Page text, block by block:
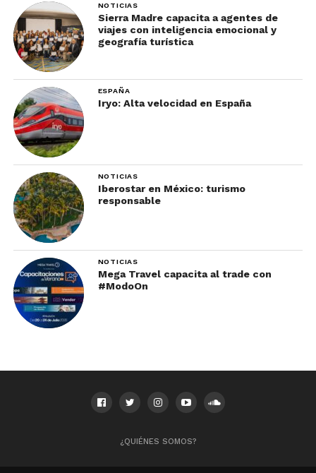
NOTICIAS
Sierra Madre capacita a agentes de
viajes con inteligencia emocional y
geografía turística
ESPAÑA
Iryo: Alta velocidad en España
NOTICIAS
Iberostar en México: turismo
responsable
NOTICIAS
Mega Travel capacita al trade con
#ModoOn
¿QUIÉNES SOMOS?